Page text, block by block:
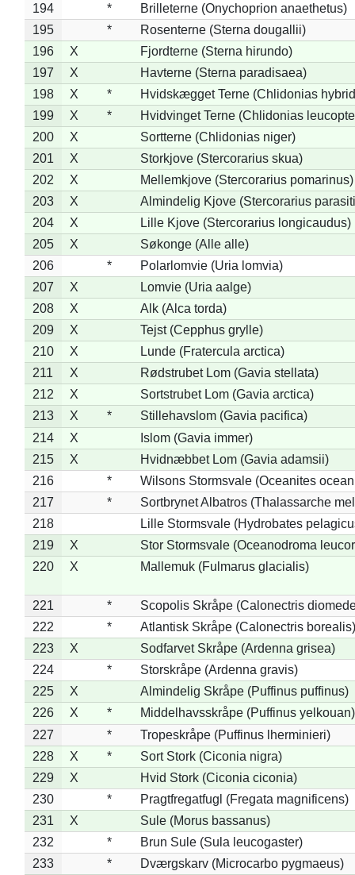
194
*
Brilleterne (Onychoprion anaethetus)
195
*
Rosenterne (Sterna dougallii)
196
X
Fjordterne (Sterna hirundo)
197
X
Havterne (Sterna paradisaea)
198
X *
Hvidskægget Terne (Chlidonias
199
X *
Hvidvinget Terne (Chlidonias
200
X
Sortterne (Chlidonias niger)
201
X
Storkjove (Stercorarius skua)
202
X
Mellemkjove (Stercorarius pomarinus)
203
X
Almindelig Kjove (Stercorarius
204
X
Lille Kjove (Stercorarius longicaudus)
205
X
Søkonge (Alle alle)
206
*
Polarlomvie (Uria lomvia)
207
X
Lomvie (Uria aalge)
208
X
Alk (Alca torda)
209
X
Tejst (Cepphus grylle)
210
X
Lunde (Fratercula arctica)
211
X
Rødstrubet Lom (Gavia stellata)
212
X
Sortstrubet Lom (Gavia arctica)
213
X *
Stillehavslom (Gavia pacifica)
214
X
Islom (Gavia immer)
215
X
Hvidnæbbet Lom (Gavia adamsii)
216
*
Wilsons Stormsvale (Oceanites
217
*
Sortbrynet Albatros (Thalassarche
218
Lille Stormsvale (Hydrobates
219
X
Stor Stormsvale (Oceanodroma
220
X Mallemuk (Fulmarus glacialis)
221 *
Scopolis Skråpe (Calonectris
222
*
Atlantisk Skråpe (Calonectris borealis)
223
X
Sodfarvet Skråpe (Ardenna grisea)
224
*
Storskråpe (Ardenna gravis)
225
X
Almindelig Skråpe (Puffinus puffinus)
226
X *
Middelhavsskråpe (Puffinus yelkouan)
227
*
Tropeskråpe (Puffinus lherminieri)
228
X *
Sort Stork (Ciconia nigra)
229
X
Hvid Stork (Ciconia ciconia)
230
*
Pragtfregatfugl (Fregata magnificens)
231
X
Sule (Morus bassanus)
232
*
Brun Sule (Sula leucogaster)
233
* Dværgskarv (Microcarbo pygmaeus)